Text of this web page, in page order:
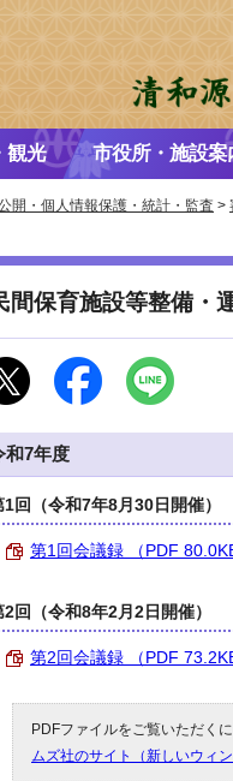
観光 市役所・施設案
開・個人情報保護・統計・監査 >
間保育施設等整備・
和7年度
1回（令和7年8月30日開催）
第1回会議録 （PDF
2回（令和8年2月2日開催）
第2回会議録 （PDF
PDFファイルをご覧いただく
ムズ社のサイト（新しいウィン